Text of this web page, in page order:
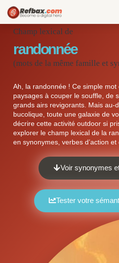
Champ lexical de
randonnée
(mots de la même famille et
Ah, la randonnée ! Ce simple
paysages à couper le souffle, de
grands airs revigorants. Mais au-
bucolique, toute une galaxie de
décrire cette activité outdoor si
explorer le champ lexical de la
en synonymes, verbes d’action
Voir synonymes
Tester votre
Panneau de gestion des cookies